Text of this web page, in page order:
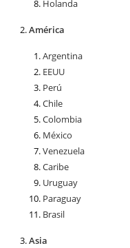
Holanda
América
Argentina
EEUU
Perú
Chile
Colombia
México
Venezuela
Caribe
Uruguay
Paraguay
Brasil
Asia